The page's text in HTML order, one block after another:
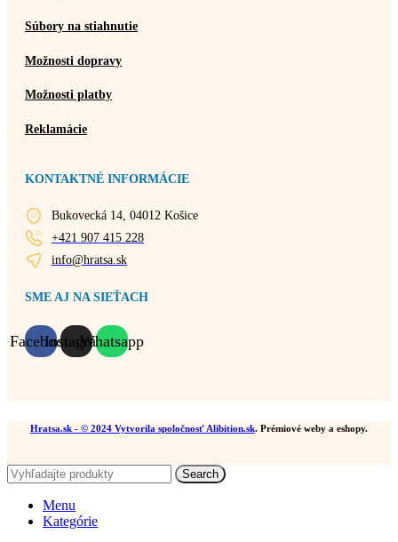
Súbory na stiahnutie
Možnosti dopravy
Možnosti platby
Reklamácie
KONTAKTNÉ INFORMÁCIE
Bukovecká 14, 04012 Košice
+421 907 415 228
info@hratsa.sk
SME AJ NA SIEŤACH
FacebookInstagramWhatsapp
Hratsa.sk - © 2024 Vytvorila spoločnosť Alibition.sk. Prémiové weby a eshopy.
Search
Menu
Kategórie